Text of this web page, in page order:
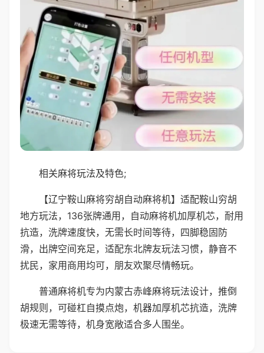
相关麻将玩法及特色;
【辽宁鞍山麻将穷胡自动麻将机】适配鞍山穷胡
地方玩法，136张牌通用，自动麻将机加厚机芯，耐用
抗造，洗牌速度快，无需长时间等待，四脚稳固防
滑，出牌空间充足，适配东北牌友玩法习惯，静音不
扰民，家用商用均可，朋友欢聚尽情畅玩。
普通麻将机专为内蒙古赤峰麻将玩法设计，推倒
胡规则，可碰杠自摸点炮，机器加厚机芯抗造，洗牌
极速无需等待，机身宽敞适合多人围坐。